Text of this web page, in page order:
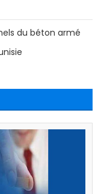
du béton armé